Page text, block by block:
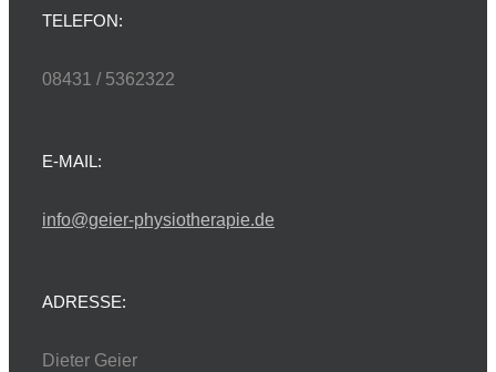
TELEFON:
08431 / 5362322
E-MAIL:
info@geier-physiotherapie.de
ADRESSE:
Dieter Geier